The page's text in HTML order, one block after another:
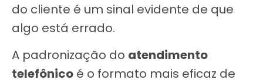
do cliente é um sinal evidente de que
algo está errado.
A padronização do atendimento
telefônico é o formato mais eficaz de